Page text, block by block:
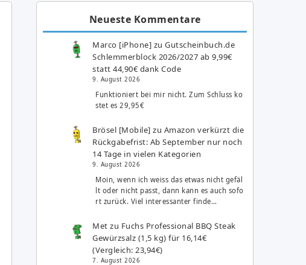
Neueste Kommentare
Marco [iPhone] zuGutscheinbuch.de
Schlemmerblock 2026/2027 ab 9,99€
statt 44,90€ dank Code
9. August 2026
Funktioniert bei mir nicht. Zum Schluss ko
stet es 29,95€
Brösel [Mobile] zu Amazon verkürzt die
Rückgabefrist: Ab September nur noch
14 Tage in vielen Kategorien
9. August 2026
Moin, wenn ich weiss das etwas nicht gefäl
lt oder nicht passt, dann kann es auch sofo
rt zurück. Viel interessanter finde…
Met zu Fuchs Professional BBQ Steak
Gewürzsalz (1,5 kg) für 16,14€
(Vergleich: 23,94€)
7. August 2026